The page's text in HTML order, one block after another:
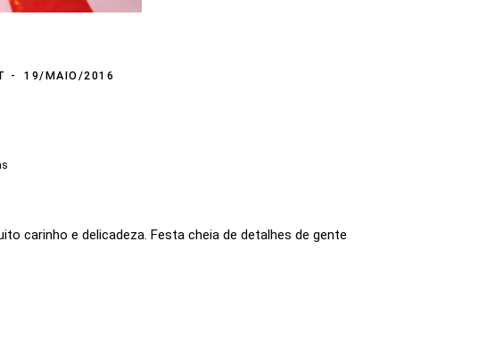
19/MAIO/2016
carinho e delicadeza. Festa cheia de detalhes de gente